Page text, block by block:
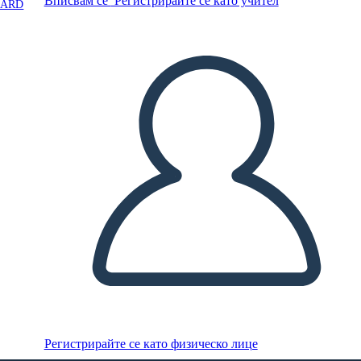
Регистрирайте се като физическо лице